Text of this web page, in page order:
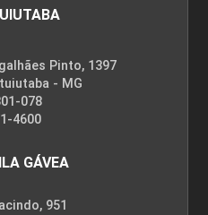
Pinto, 1397
- MG
078
4600
GÁVEA
951